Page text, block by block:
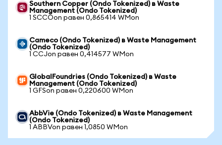
Southern Copper (Ondo Tokenized) в Waste
Management (Ondo Tokenized)
1 SCCOon равен 0,865414 WMon
Cameco (Ondo Tokenized) в Waste Management
(Ondo Tokenized)
1 CCJon равен 0,414577 WMon
GlobalFoundries (Ondo Tokenized) в Waste
Management (Ondo Tokenized)
1 GFSon равен 0,220600 WMon
AbbVie (Ondo Tokenized) в Waste Management
(Ondo Tokenized)
1 ABBVon равен 1,0850 WMon